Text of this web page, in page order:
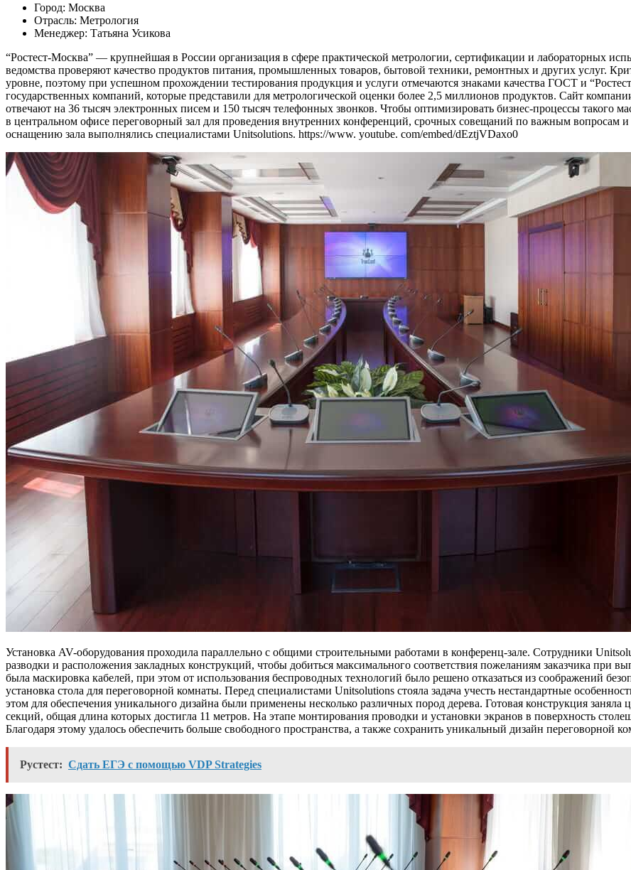
Город: Москва
Отрасль: Метрология
Менеджер: Татьяна Усикова
“Ростест-Москва” — крупнейшая в России организация в сфере практической метрологии, сертификации и лабораторных
ведомства проверяют качество продуктов питания, промышленных товаров, бытовой техники, ремонтных и других услуг.
уровне, поэтому при успешном прохождении тестирования продукция и услуги отмечаются знаками качества ГОСТ и
государственных компаний, которые представили для метрологической оценки более 2,5 миллионов продуктов. Сайт
отвечают на 36 тысяч электронных писем и 150 тысяч телефонных звонков. Чтобы оптимизировать бизнес-процессы такого
в центральном офисе переговорный зал для проведения внутренних конференций, срочных совещаний по важным вопросам
оснащению зала выполнялись специалистами Unitsolutions. https://www. youtube. com/embed/dEztjVDaxo0
Установка AV-оборудования проходила параллельно с общими строительными работами в конференц-зале. Сотрудники
разводки и расположения закладных конструкций, чтобы добиться максимального соответствия пожеланиям заказчика при
была маскировка кабелей, при этом от использования беспроводных технологий было решено отказаться из соображений
установка стола для переговорной комнаты. Перед специалистами Unitsolutions стояла задача учесть нестандартные
этом для обеспечения уникального дизайна были применены несколько различных пород дерева. Готовая конструкция заняла
секций, общая длина которых достигла 11 метров. На этапе монтирования проводки и установки экранов в поверхность
Благодаря этому удалось обеспечить больше свободного пространства, а также сохранить уникальный дизайн переговорной
Рустест: Сдать ЕГЭ с помощью VDP Strategies